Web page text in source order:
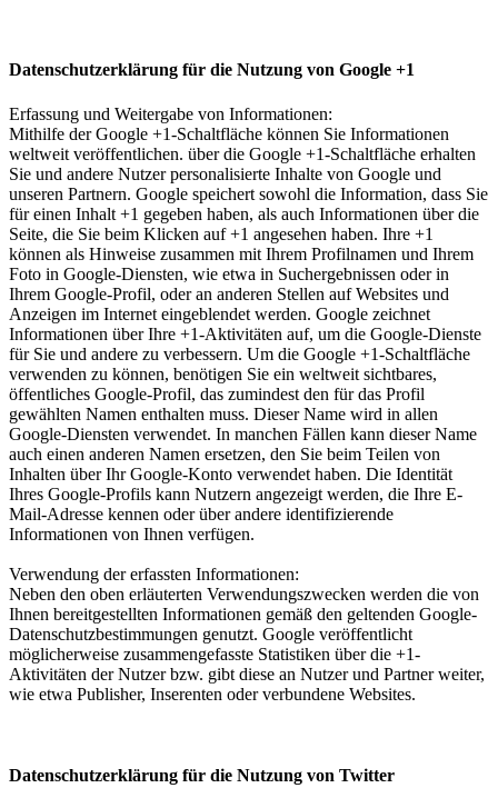
Datenschutzerklärung für die Nutzung von Google +1
Erfassung und Weitergabe von Informationen:
Mithilfe der Google +1-Schaltfläche können Sie Informationen
weltweit veröffentlichen. über die Google +1-Schaltfläche erhalten
Sie und andere Nutzer personalisierte Inhalte von Google und
unseren Partnern. Google speichert sowohl die Information, dass Sie
für einen Inhalt +1 gegeben haben, als auch Informationen über die
Seite, die Sie beim Klicken auf +1 angesehen haben. Ihre +1
können als Hinweise zusammen mit Ihrem Profilnamen und Ihrem
Foto in Google-Diensten, wie etwa in Suchergebnissen oder in
Ihrem Google-Profil, oder an anderen Stellen auf Websites und
Anzeigen im Internet eingeblendet werden. Google zeichnet
Informationen über Ihre +1-Aktivitäten auf, um die Google-Dienste
für Sie und andere zu verbessern. Um die Google +1-Schaltfläche
verwenden zu können, benötigen Sie ein weltweit sichtbares,
öffentliches Google-Profil, das zumindest den für das Profil
gewählten Namen enthalten muss. Dieser Name wird in allen
Google-Diensten verwendet. In manchen Fällen kann dieser Name
auch einen anderen Namen ersetzen, den Sie beim Teilen von
Inhalten über Ihr Google-Konto verwendet haben. Die Identität
Ihres Google-Profils kann Nutzern angezeigt werden, die Ihre E-
Mail-Adresse kennen oder über andere identifizierende
Informationen von Ihnen verfügen.
Verwendung der erfassten Informationen:
Neben den oben erläuterten Verwendungszwecken werden die von
Ihnen bereitgestellten Informationen gemäß den geltenden Google-
Datenschutzbestimmungen genutzt. Google veröffentlicht
möglicherweise zusammengefasste Statistiken über die +1-
Aktivitäten der Nutzer bzw. gibt diese an Nutzer und Partner weiter,
wie etwa Publisher, Inserenten oder verbundene Websites.
Datenschutzerklärung für die Nutzung von Twitter